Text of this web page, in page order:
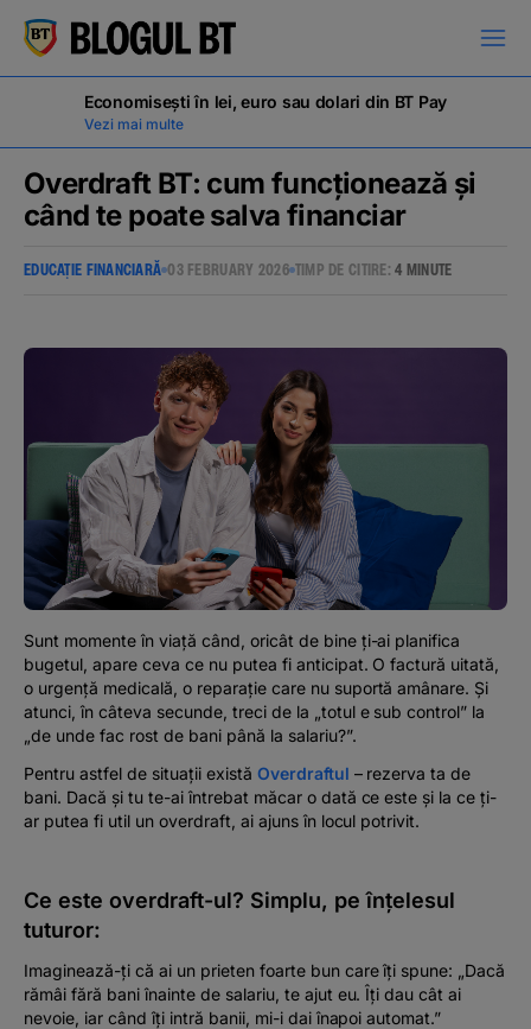
кириллица
Campanii
Evenimente
Podcast
The MacRO Zone
Pentru antreprenori
Banking, pe relaxare
Economisești în lei, euro sau dolari din BT Pay
Vezi mai multe
Overdraft BT: cum funcționează și
când te poate salva financiar
EDUCAȚIE FINANCIARĂ 03 FEBRUARY 2026 TIMP DE CITIRE:4 MINUTE
Sunt momente în viață când, oricât de bine ți-ai planifica
bugetul, apare ceva ce nu putea fi anticipat. O factură uitată,
o urgență medicală, o reparație care nu suportă amânare. Și
atunci, în câteva secunde, treci de la „totul e sub control” la
„de unde fac rost de bani până la salariu?”.
Pentru astfel de situații există Overdraftul – rezerva ta de
bani. Dacă și tu te-ai întrebat măcar o dată ce este și la ce ți-
ar putea fi util un overdraft, ai ajuns în locul potrivit.
Ce este overdraft-ul? Simplu, pe înțelesul
tuturor:
Imaginează-ți că ai un prieten foarte bun care îți spune: „Dacă
rămâi fără bani înainte de salariu, te ajut eu. Îți dau cât ai
nevoie, iar când îți intră banii, mi-i dai înapoi automat.”